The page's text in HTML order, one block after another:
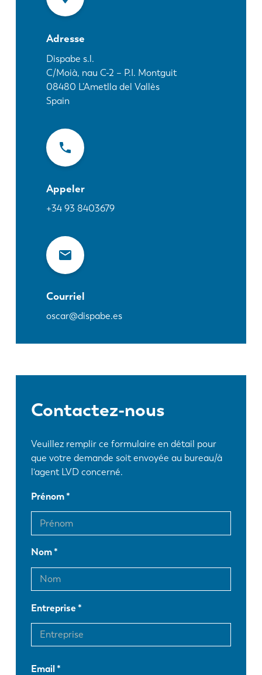
Adresse
Dispabe s.l.
C/Moià, nau C-2 – P.I. Montguit
08480 L’Ametlla del Vallès
Spain
Appeler
+34 93 8403679
Courriel
oscar@dispabe.es
Contactez-nous
Veuillez remplir ce formulaire en détail pour
que votre demande soit envoyée au bureau/à
l'agent LVD concerné.
Prénom
Nom
Entreprise
Email
Découvrez LVD
Témoignages
Événements
Centre des ressources
Secteurs et solutions
Contactez nous